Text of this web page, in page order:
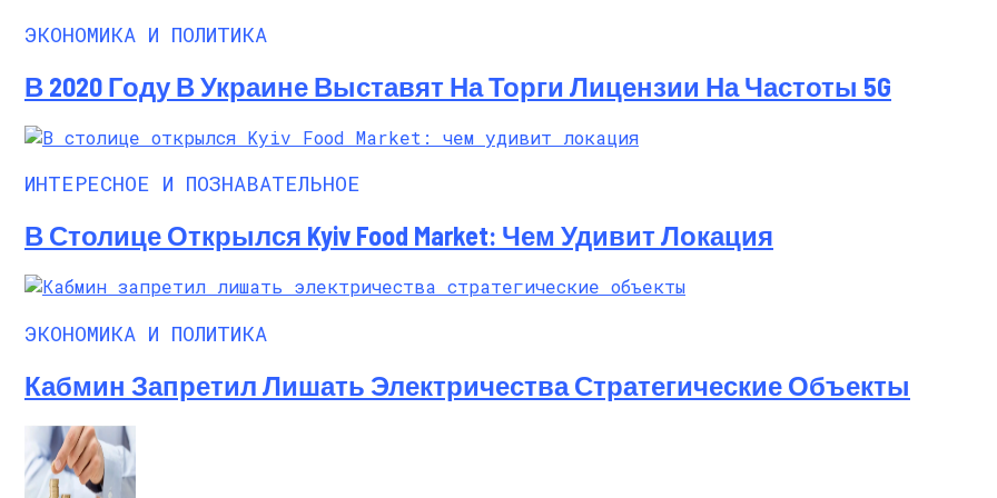
ЭКОНОМИКА И ПОЛИТИКА
В 2020 Году В Украине Выставят На Торги Лицензии На Частоты 5G
ИНТЕРЕСНОЕ И ПОЗНАВАТЕЛЬНОЕ
В Столице Открылся Kyiv Food Market: Чем Удивит Локация
ЭКОНОМИКА И ПОЛИТИКА
Кабмин Запретил Лишать Электричества Стратегические Объекты